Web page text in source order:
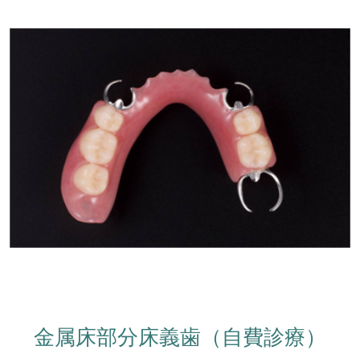
金属床部分床義歯（自費診療）